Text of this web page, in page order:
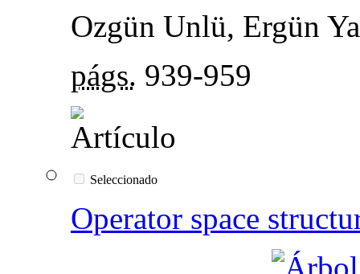
Ozgün Unlü, Ergün
págs. 939-959
Seleccionado
Operator space